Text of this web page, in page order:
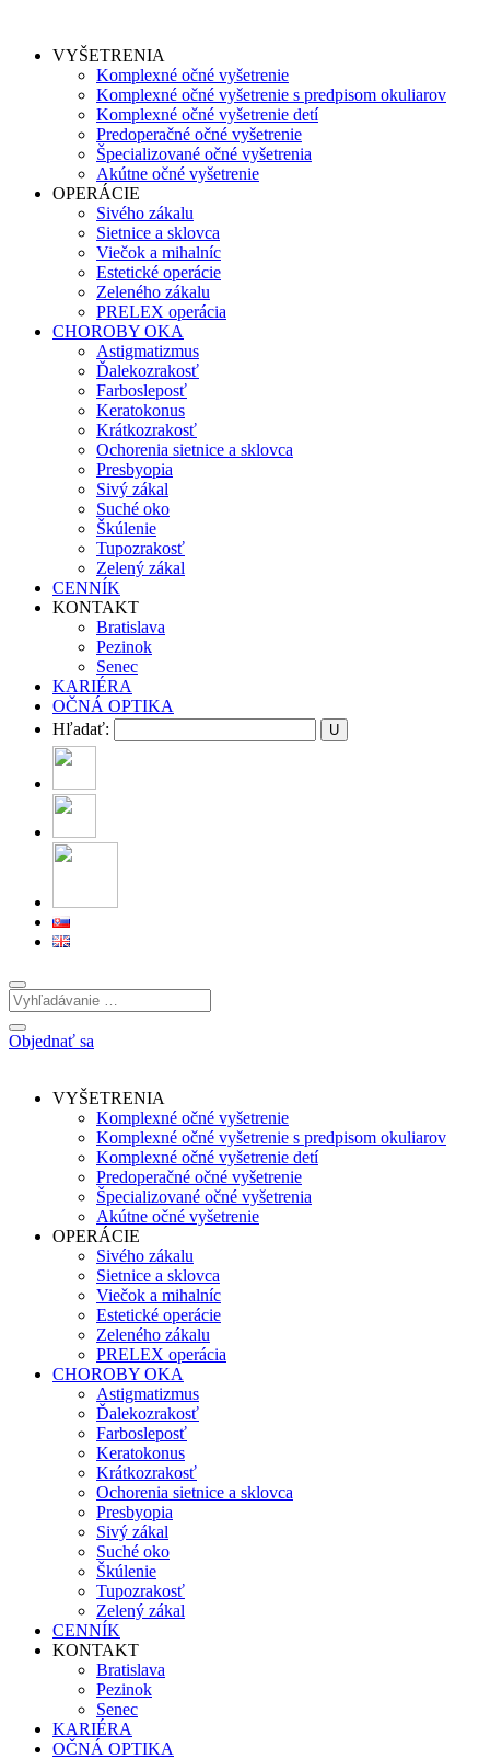
VYŠETRENIA
Komplexné očné vyšetrenie
Komplexné očné vyšetrenie s predpisom okuliarov
Komplexné očné vyšetrenie detí
Predoperačné očné vyšetrenie
Špecializované očné vyšetrenia
Akútne očné vyšetrenie
OPERÁCIE
Sivého zákalu
Sietnice a sklovca
Viečok a mihalníc
Estetické operácie
Zeleného zákalu
PRELEX operácia
CHOROBY OKA
Astigmatizmus
Ďalekozrakosť
Farbosleposť
Keratokonus
Krátkozrakosť
Ochorenia sietnice a sklovca
Presbyopia
Sivý zákal
Suché oko
Škúlenie
Tupozrakosť
Zelený zákal
CENNÍK
KONTAKT
Bratislava
Pezinok
Senec
KARIÉRA
OČNÁ OPTIKA
Hľadať:
Objednať sa
VYŠETRENIA
Komplexné očné vyšetrenie
Komplexné očné vyšetrenie s predpisom okuliarov
Komplexné očné vyšetrenie detí
Predoperačné očné vyšetrenie
Špecializované očné vyšetrenia
Akútne očné vyšetrenie
OPERÁCIE
Sivého zákalu
Sietnice a sklovca
Viečok a mihalníc
Estetické operácie
Zeleného zákalu
PRELEX operácia
CHOROBY OKA
Astigmatizmus
Ďalekozrakosť
Farbosleposť
Keratokonus
Krátkozrakosť
Ochorenia sietnice a sklovca
Presbyopia
Sivý zákal
Suché oko
Škúlenie
Tupozrakosť
Zelený zákal
CENNÍK
KONTAKT
Bratislava
Pezinok
Senec
KARIÉRA
OČNÁ OPTIKA